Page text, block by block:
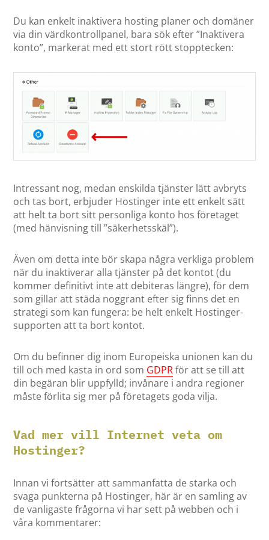
Du kan enkelt inaktivera hosting planer och domäner
via din värdkontrollpanel, bara sök efter ”Inaktivera
konto”, markerat med ett stort rött stopptecken:
Intressant nog, medan enskilda tjänster lätt avbryts
och tas bort, erbjuder Hostinger inte ett enkelt sätt
att helt ta bort sitt personliga konto hos företaget
(med hänvisning till ”säkerhetsskäl”).
Även om detta inte bör skapa några verkliga problem
när du inaktiverar alla tjänster på det kontot (du
kommer definitivt inte att debiteras längre), för dem
som gillar att städa noggrant efter sig finns det en
strategi som kan fungera: be helt enkelt Hostinger-
supporten att ta bort kontot.
Om du befinner dig inom Europeiska unionen kan du
till och med kasta in ord som GDPRför att se till att
din begäran blir uppfylld; invånare i andra regioner
måste förlita sig mer på företagets goda vilja.
Vad mer vill Internet veta om
Hostinger?
Innan vi fortsätter att sammanfatta de starka och
svaga punkterna på Hostinger, här är en samling av
de vanligaste frågorna vi har sett på webben och i
våra kommentarer: